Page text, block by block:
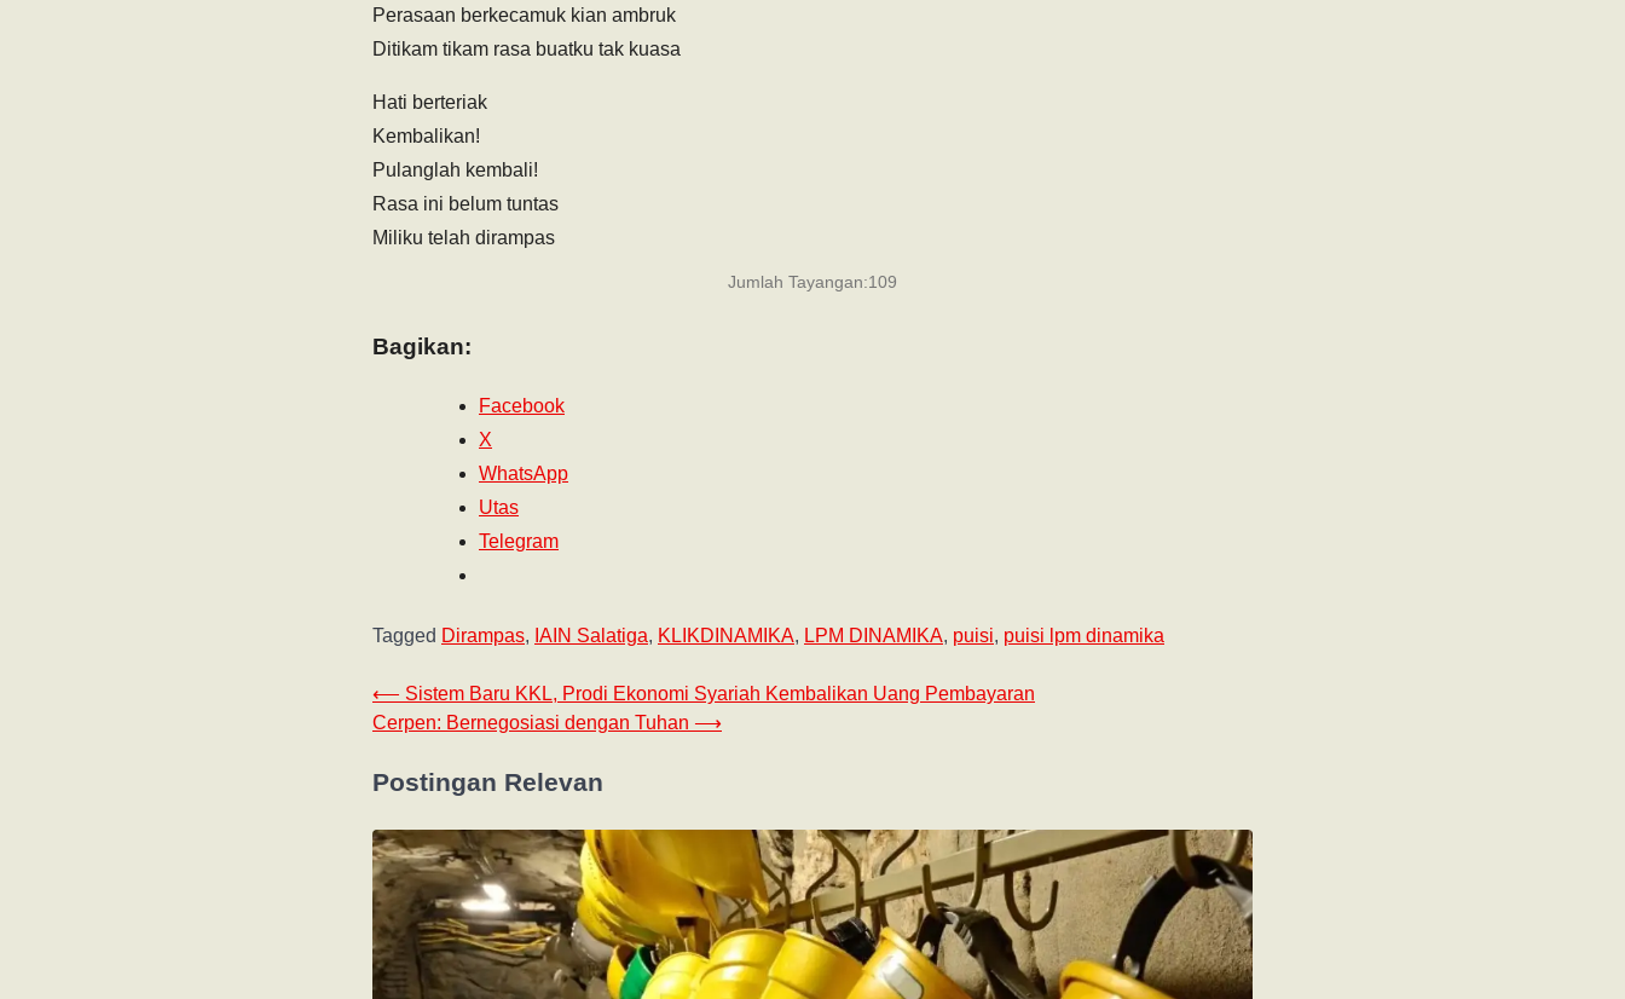
Perasaan berkecamuk kian ambruk
Ditikam tikam rasa buatku tak kuasa
Hati berteriak
Kembalikan!
Pulanglah kembali!
Rasa ini belum tuntas
Miliku telah dirampas
Jumlah Tayangan:109
Bagikan:
Facebook
X
WhatsApp
Utas
Telegram
Tagged Dirampas, IAIN Salatiga, KLIKDINAMIKA, LPM DINAMIKA, puisi, puisi lpm dinamika
⟵ Sistem Baru KKL, Prodi Ekonomi Syariah Kembalikan Uang Pembayaran
Cerpen: Bernegosiasi dengan Tuhan ⟶
Postingan Relevan